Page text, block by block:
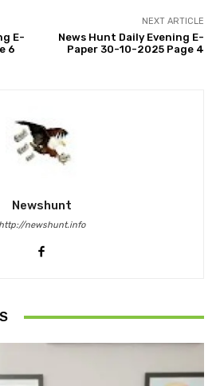
E-
6
NEXT ARTICLE
News Hunt Daily Evening E-
Paper 30-10-2025 Page 4
Newshunt
http://newshunt.info